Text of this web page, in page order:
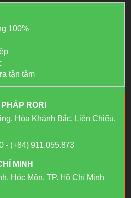
100%
tận tâm
RORI
Hòa Khánh Bắc, Liên Chiểu,
- (+84) 911.055.873
MINH
Hóc Môn, TP. Hồ Chí Minh